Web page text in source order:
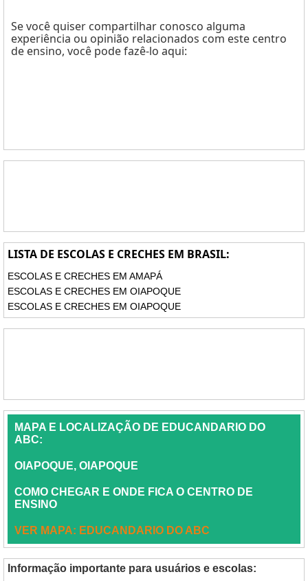
Se você quiser compartilhar conosco alguma
experiência ou opinião relacionados com este centro
de ensino, você pode fazê-lo aqui:
LISTA DE ESCOLAS E CRECHES EM BRASIL:
ESCOLAS E CRECHES EM AMAPÁ
ESCOLAS E CRECHES EM OIAPOQUE
ESCOLAS E CRECHES EM OIAPOQUE
MAPA E LOCALIZAÇÃO DE EDUCANDARIO DO
ABC:
OIAPOQUE, OIAPOQUE
COMO CHEGAR E ONDE FICA O CENTRO DE
ENSINO
VER MAPA: EDUCANDARIO DO ABC
Informação importante para usuários e escolas: